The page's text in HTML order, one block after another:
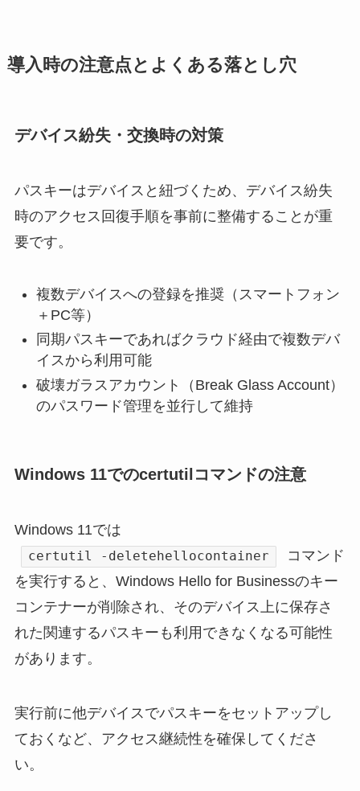
導入時の注意点とよくある落とし穴
デバイス紛失・交換時の対策
パスキーはデバイスと紐づくため、デバイス紛失
時のアクセス回復手順を事前に整備することが重
要です。
複数デバイスへの登録を推奨（スマートフォン
＋PC等）
同期パスキーであればクラウド経由で複数デバ
イスから利用可能
破壊ガラスアカウント（Break Glass Account）
のパスワード管理を並行して維持
Windows 11でのcertutilコマンドの注意
Windows 11では
certutil -deletehellocontainer
コマンド
を実行すると、Windows Hello for Businessのキー
コンテナーが削除され、そのデバイス上に保存さ
れた関連するパスキーも利用できなくなる可能性
があります。
実行前に他デバイスでパスキーをセットアップし
ておくなど、アクセス継続性を確保してくださ
い。